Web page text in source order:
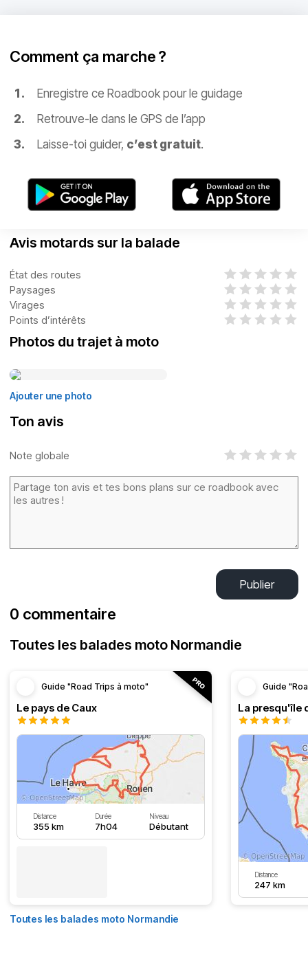
Comment ça marche ?
Enregistre ce Roadbook pour le guidage
Retrouve-le dans le GPS de l’app
Laisse-toi guider, c’est gratuit.
Avis motards sur la balade
État des routes
Paysages
Virages
Points d’intérêts
Photos du trajet à moto
Ajouter une photo
Ton avis
Note globale
Publier
0 commentaire
Toutes les balades moto Normandie
Guide "Road Trips à moto"
Le pays de Caux
Distance
355 km
Durée
7h04
Niveau
Débutant
Guide
La presqu'île
Distance
247 km
Toutes les balades moto Normandie